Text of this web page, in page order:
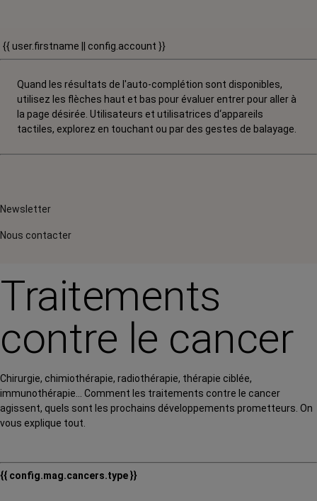
{{ user.firstname || config.account }}
Quand les résultats de l'auto-complétion sont disponibles,
utilisez les flèches haut et bas pour évaluer entrer pour aller à
la page désirée. Utilisateurs et utilisatrices d‘appareils
tactiles, explorez en touchant ou par des gestes de balayage.
Newsletter
Nous contacter
Traitements
contre le cancer
Chirurgie, chimiothérapie, radiothérapie, thérapie ciblée,
immunothérapie… Comment les traitements contre le cancer
agissent, quels sont les prochains développements prometteurs. On
vous explique tout.
{{ config.mag.cancers.type }}